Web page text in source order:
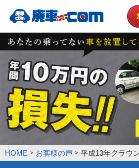
HOME お客様の声 平成13年クラウ